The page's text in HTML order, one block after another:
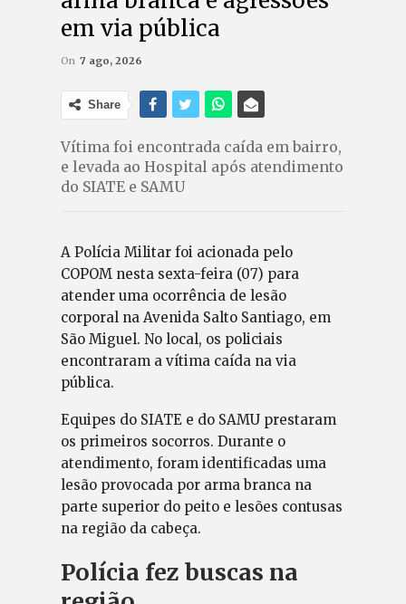
em via pública
On 7 ago, 2026
Share
Vítima foi encontrada caída em bairro,
e levada ao Hospital após atendimento
do SIATE e SAMU
A Polícia Militar foi acionada pelo
COPOM nesta sexta-feira (07) para
atender uma ocorrência de lesão
corporal na Avenida Salto Santiago, em
São Miguel. No local, os policiais
encontraram a vítima caída na via
pública.
Equipes do SIATE e do SAMU prestaram
os primeiros socorros. Durante o
atendimento, foram identificadas uma
lesão provocada por arma branca na
parte superior do peito e lesões contusas
na região da cabeça.
Polícia fez buscas na